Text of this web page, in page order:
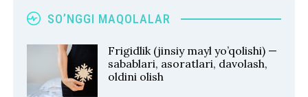
SO’NGGI MAQOLALAR
Frigidlik (jinsiy mayl yo’qolishi) —
sabablari, asoratlari, davolash,
oldini olish